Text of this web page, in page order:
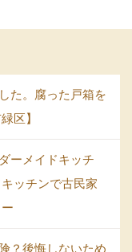
た。腐った戸箱を
区】
ーメイドキッチ
ッチンで古民家
？後悔しないため